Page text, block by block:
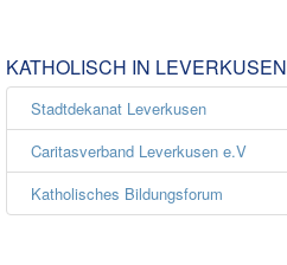
KATHOLISCH IN LEVERKUSEN
Stadtdekanat Leverkusen
Caritasverband Leverkusen e.V
Katholisches Bildungsforum